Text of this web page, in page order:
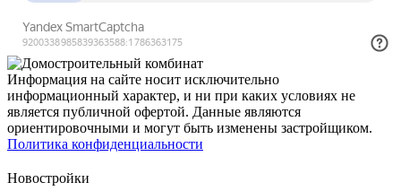
Информация на сайте носит исключительно
информационный характер, и ни при каких условиях не
является публичной офертой. Данные являются
ориентировочными и могут быть изменены застройщиком.
Политика конфиденциальности
Новостройки